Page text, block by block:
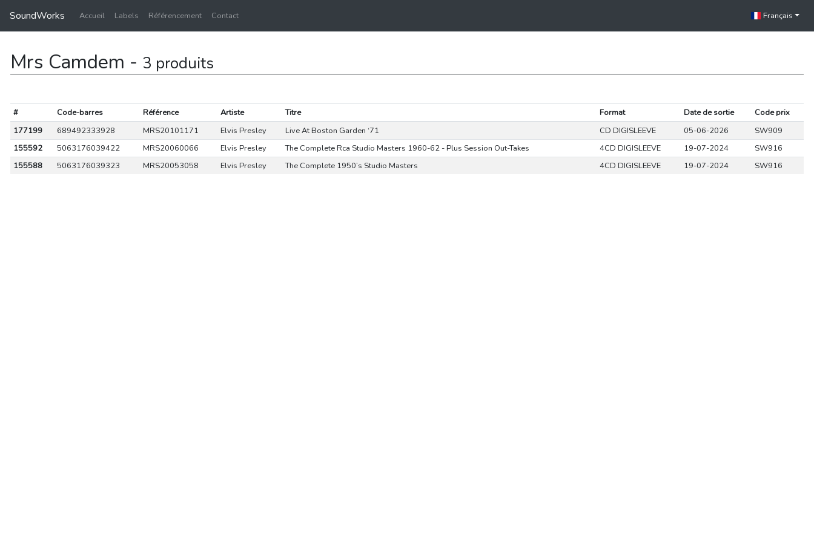
SoundWorks Accueil Labels Référencement Contact Français
Mrs Camdem - 3 produits
# Code-barres Référence Artiste Titre Format Date de sortie
Code prix
177199
689492333928 MRS20101171 Elvis Presley Live At Boston Garden ‘71 CD DIGISLEEVE 05-06-2026
SW909
155592
5063176039422 MRS20060066 Elvis Presley The Complete Rca Studio Masters 1960-62 - Plus Session Out-Takes 4CD DIGISLEEVE 19-07-2024
SW916
155588
5063176039323 MRS20053058 Elvis Presley The Complete 1950’s Studio Masters 4CD DIGISLEEVE 19-07-2024 SW916